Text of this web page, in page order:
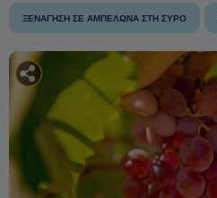
ΞΕΝΆΓΗΣΗ ΣΕ ΑΜΠΕΛΏΝΑ ΣΤΗ ΣΎΡΟ